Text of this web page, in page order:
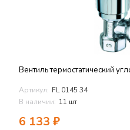
Вентиль термостатический
Артикул: FL 0145 34
В наличии: 11 шт
6 133 ₽